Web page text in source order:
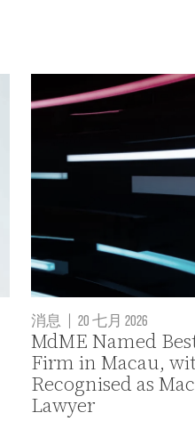
消息 | 20 七月 2026
MdME Named
Firm in Macau,
Recognised as
Lawyer